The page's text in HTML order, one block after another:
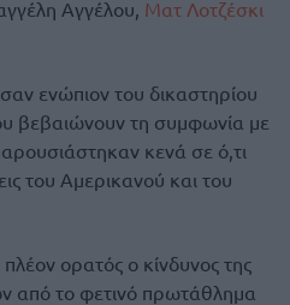
Αγγέλου, Ματ Λοτζέσκι
ενώπιον του δικαστηρίου
βεβαιώνουν τη συμφωνία με
κενά σε ό,τι
του Αμερικανού και του
ορατός ο κίνδυνος της
από το φετινό πρωτάθλημα